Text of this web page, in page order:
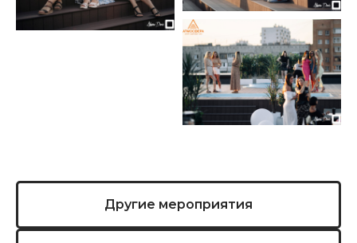
Другие мероприятия